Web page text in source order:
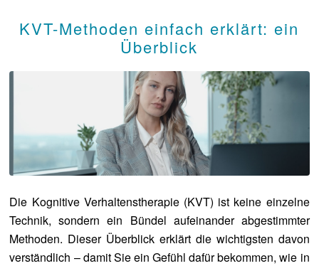
KVT-Methoden einfach erklärt: ein
Überblick
Die Kognitive Verhaltenstherapie (KVT) ist keine einzelne
Technik, sondern ein Bündel aufeinander abgestimmter
Methoden. Dieser Überblick erklärt die wichtigsten davon
verständlich – damit Sie ein Gefühl dafür bekommen, wie in